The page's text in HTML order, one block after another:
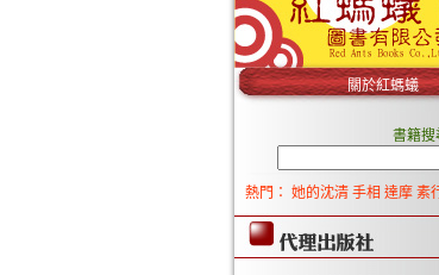
關於紅螞蟻
書籍搜
熱門： 她的沈清 手相 達摩 素